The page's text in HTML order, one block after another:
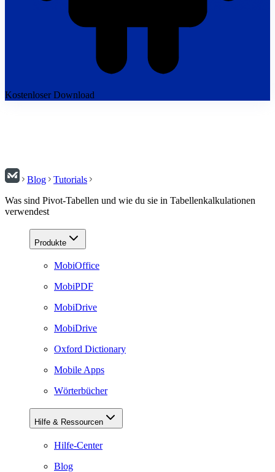
Kostenloser Download
Blog
Tutorials
Was sind Pivot-Tabellen und wie du sie in Tabellenkalkulationen
verwendest
Produkte
MobiOffice
MobiPDF
MobiDrive
MobiDrive
Oxford Dictionary
Mobile Apps
Wörterbücher
Hilfe & Ressourcen
Hilfe-Center
Blog